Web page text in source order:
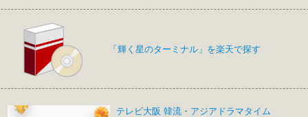
「輝く星のターミナル」を楽天で探す
テレビ大阪 韓流・アジアドラマタイム